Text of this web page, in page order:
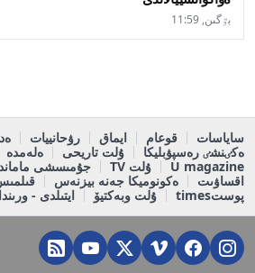
بٷگىن, 11:59
ساياسات قوعام ايماق رۋحانييات
ەكٸنشٸ رەسپۋبليكا
ۇلت تاريحى ەلەمدە
U magazine
ۇلت TV
جۇمىسشى
اقساۋىت
ەكونوميكا جەنە بيزنەس
پوستtimes
ۇلت وبەكتيۆ ايتىلدى -